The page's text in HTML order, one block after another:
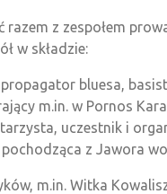
razem z zespołem
w składzie:
bluesa,
m.in. w Pornos
uczestnik i
z Jawora
m.in. Witka